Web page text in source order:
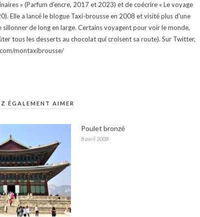
» (Parfum d'encre, 2017 et 2023) et de coécrire « Le voyage
Elle a lancé le blogue Taxi-brousse en 2008 et visité plus d'une
de long en large. Certains voyagent pour voir le monde,
tous les desserts au chocolat qui croisent sa route). Sur Twitter,
montaxibrousse/
ÉGALEMENT AIMER
Poulet bronzé
8 avril 2008